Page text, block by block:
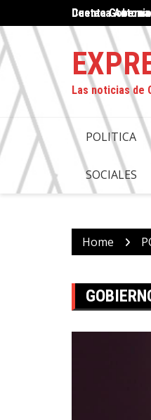
to
content
Destaca
Proteger el
Las noticias de
POLITICA
SOCIALES
Home